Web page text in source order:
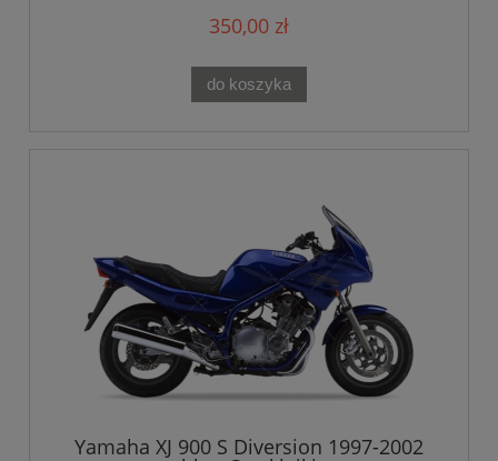
350,00 zł
do koszyka
Yamaha XJ 900 S Diversion 1997-2002